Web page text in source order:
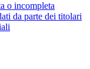
o incompleta
da parte dei titolari